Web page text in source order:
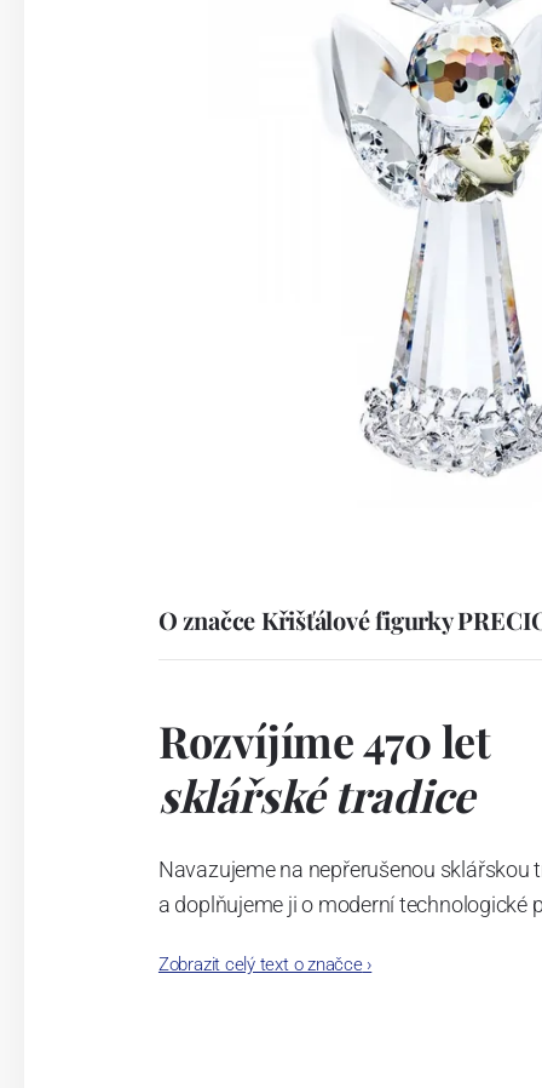
O značce Křišťálové figurky
Rozvíjíme 470 let
sklářské tradice
Navazujeme na nepřerušenou sklářskou
a doplňujeme ji o moderní technologické
Dali jsme světu český křišťál a v našich
Zobrazit celý text o značce›